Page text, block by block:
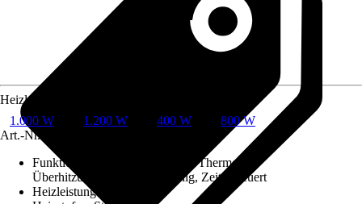
Heizleistung
1.000 W
1.200 W 400 W
800 W
Art.-Nr.
Funktionen
Remote Steuerung, Thermostat,
Überhitzungsschutz, WiFi-fähig, Zeitgesteuert
Heizleistung